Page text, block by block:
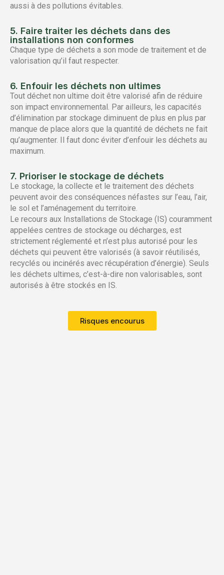
aussi à des pollutions évitables.
5. Faire traiter les déchets dans des
installations non conformes
Chaque type de déchets a son mode de traitement et de
valorisation qu’il faut respecter.
6. Enfouir les déchets non ultimes
Tout déchet non ultime doit être valorisé afin de réduire
son impact environnemental. Par ailleurs, les capacités
d’élimination par stockage diminuent de plus en plus par
manque de place alors que la quantité de déchets ne fait
qu’augmenter. Il faut donc éviter d’enfouir les déchets au
maximum.
7. Prioriser le stockage de déchets
Le stockage, la collecte et le traitement des déchets
peuvent avoir des conséquences néfastes sur l’eau, l’air,
le sol et l’aménagement du territoire.
Le recours aux Installations de Stockage (IS) couramment
appelées centres de stockage ou décharges, est
strictement réglementé et n’est plus autorisé pour les
déchets qui peuvent être valorisés (à savoir réutilisés,
recyclés ou incinérés avec récupération d’énergie). Seuls
les déchets ultimes, c’est-à-dire non valorisables, sont
autorisés à être stockés en IS.
Risques encourus